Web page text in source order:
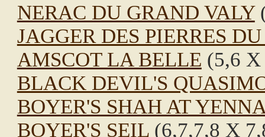
NERAC DU GRAND VALY
JAGGER DES PIERRES
AMSCOT LA BELLE (5,6
BLACK DEVIL'S
BOYER'S SHAH AT
BOYER'S SEIL(6,7,7,8 X